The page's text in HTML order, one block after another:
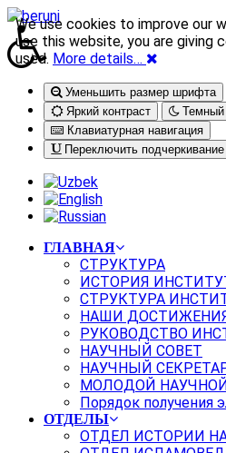
Уменьшить размер шрифта
Яркий контраст
Темный
Клавиатурная навигация
Переключить подчеркивание
ГЛАВНАЯ
СТРУКТУРА
ИСТОРИЯ
СТРУКТУРА
НАШИ
РУКОВОДСТВО
НАУЧНЫЙ СОВЕТ
НАУЧНЫЙ
МОЛОДОЙ
Порядок получения
ОТДЕЛЫ
ОТДЕЛ ИСТОРИИ
We use cookies to improve our
use this website, you are giving
used. More details…